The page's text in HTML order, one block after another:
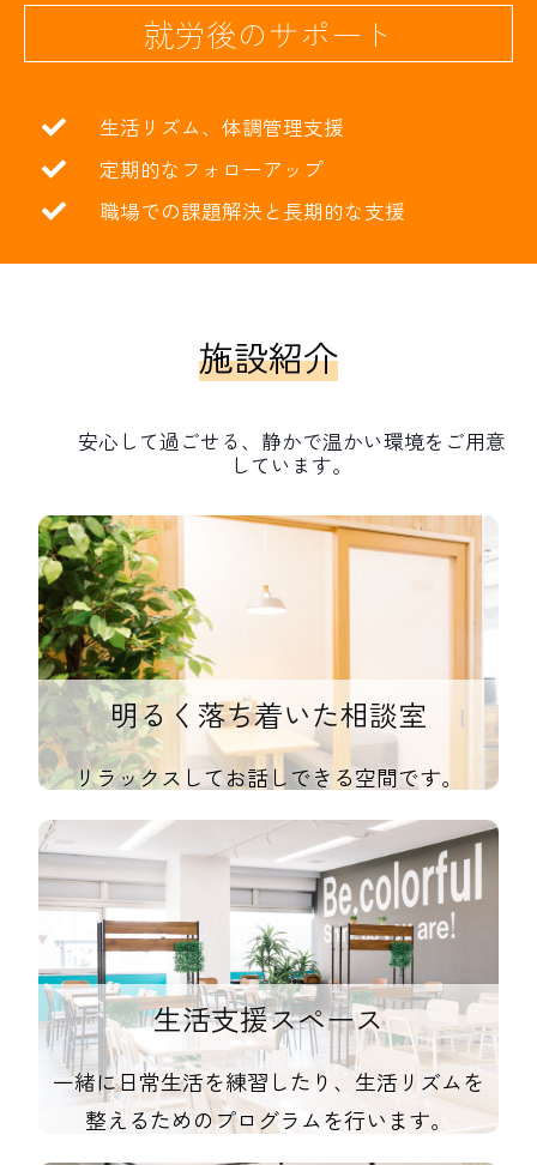
就労後のサポート
生活リズム、体調管理支援
定期的なフォローアップ
職場での課題解決と長期的な支援
施設紹介
安心して過ごせる、静かで温かい環境をご用意
しています。
明るく落ち着いた相談室
リラックスしてお話しできる空間です。
生活支援スペース
一緒に日常生活を練習したり、生活リズムを
整えるためのプログラムを行います。